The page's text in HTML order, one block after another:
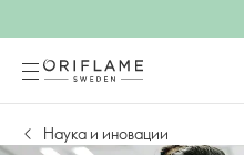
Наука и иновации